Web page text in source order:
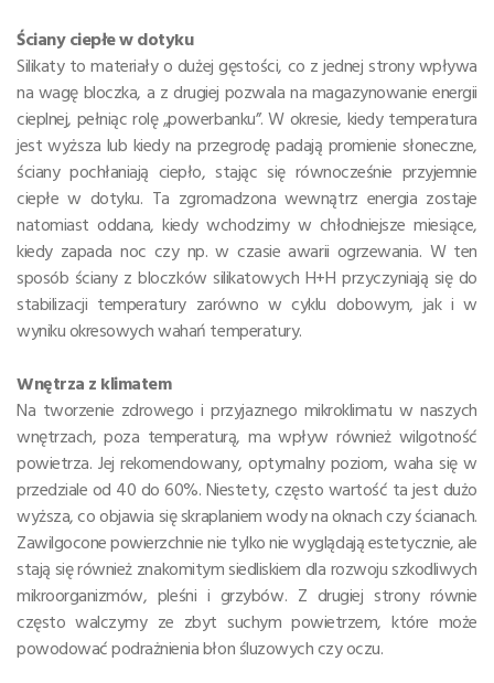
Ściany ciepłe w dotyku
Silikaty to materiały o dużej gęstości, co z jednej strony wpływa
na wagę bloczka, a z drugiej pozwala na magazynowanie energii
cieplnej, pełniąc rolę „powerbanku”. W okresie, kiedy temperatura
jest wyższa lub kiedy na przegrodę padają promienie słoneczne,
ściany pochłaniają ciepło, stając się równocześnie przyjemnie
ciepłe w dotyku. Ta zgromadzona wewnątrz energia zostaje
natomiast oddana, kiedy wchodzimy w chłodniejsze miesiące,
kiedy zapada noc czy np. w czasie awarii ogrzewania. W ten
sposób ściany z bloczków silikatowych H+H przyczyniają się do
stabilizacji temperatury zarówno w cyklu dobowym, jak i w
wyniku okresowych wahań temperatury.
Wnętrza z klimatem
Na tworzenie zdrowego i przyjaznego mikroklimatu w naszych
wnętrzach, poza temperaturą, ma wpływ również wilgotność
powietrza. Jej rekomendowany, optymalny poziom, waha się w
przedziale od 40 do 60%. Niestety, często wartość ta jest dużo
wyższa, co objawia się skraplaniem wody na oknach czy ścianach.
Zawilgocone powierzchnie nie tylko nie wyglądają estetycznie, ale
stają się również znakomitym siedliskiem dla rozwoju szkodliwych
mikroorganizmów, pleśni i grzybów. Z drugiej strony równie
często walczymy ze zbyt suchym powietrzem, które może
powodować podrażnienia błon śluzowych czy oczu.